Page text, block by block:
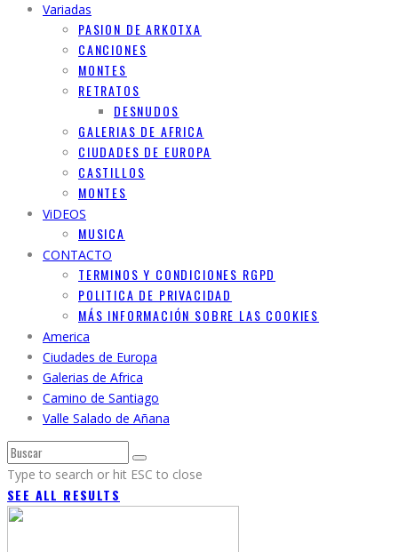
Variadas
PASION DE ARKOTXA
CANCIONES
MONTES
RETRATOS
DESNUDOS
GALERIAS DE AFRICA
CIUDADES DE EUROPA
CASTILLOS
MONTES
ViDEOS
MUSICA
CONTACTO
TERMINOS Y CONDICIONES RGPD
POLITICA DE PRIVACIDAD
MÁS INFORMACIÓN SOBRE LAS COOKIES
America
Ciudades de Europa
Galerias de Africa
Camino de Santiago
Valle Salado de Añana
Type to search or hit ESC to close
SEE ALL RESULTS